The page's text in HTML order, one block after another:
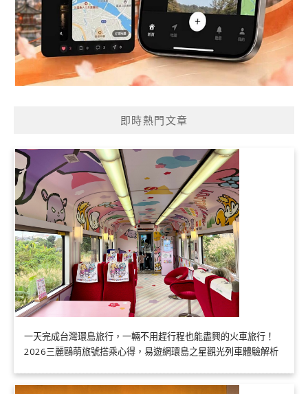
即時熱門文章
一天完成台灣環島旅行，一輛不用趕行程也能盡興的火車旅行！
2026三麗鷗萌旅號搭乘心得，易遊網環島之星觀光列車體驗解析